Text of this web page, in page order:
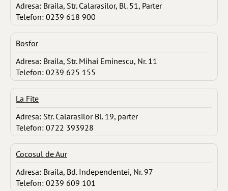
Adresa: Braila, Str. Calarasilor, Bl. 51, Parter
Telefon: 0239 618 900
Bosfor
Adresa: Braila, Str. Mihai Eminescu, Nr. 11
Telefon: 0239 625 155
La Fite
Adresa: Str. Calarasilor Bl. 19, parter
Telefon: 0722 393928
Cocosul de Aur
Adresa: Braila, Bd. Independentei, Nr. 97
Telefon: 0239 609 101